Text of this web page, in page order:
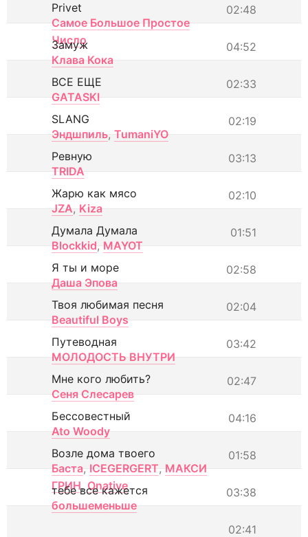
02:48
Privet
Самое Большое Простое
Число
04:52
Замуж
Клава Кока
02:33
ВСЕ ЕЩЕ
GATASKI
02:19
SLANG
Эндшпиль, TumaniYO
03:13
Ревную
TRIDA
02:10
Жарю как мясо
JZA, Kiza
01:51
Думала Думала
Blockkid, MAYOT
02:58
Я ты и море
Даша Эпова
02:04
Твоя любимая песня
Beautiful Boys
03:42
Путеводная
МОЛОДОСТЬ ВНУТРИ
02:47
Мне кого любить?
Сеня Слесарев
04:16
Бессовестный
Ato Woody
01:58
Возле дома твоего
Баста, ICEGERGERT, МАКСИ
ГРИН, Onative 03:38
тебе все кажется
большеменьше
02:41